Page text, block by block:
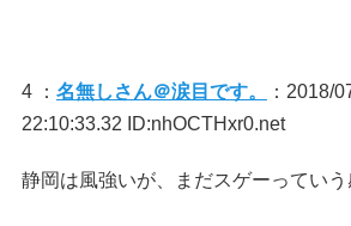
4 ： 名無しさん＠涙目です。
：2018/
22:10:33.32 ID:nhOCTHxr0.net
静岡は風強いが、まだスゲーっていう